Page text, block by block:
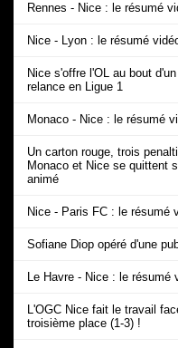
Rennes - Nice : le résumé
Nice - Lyon : le résumé
Nice s'offre l'OL au bout
relance en Ligue 1
Monaco - Nice : le résumé
Un carton rouge, trois
Monaco et Nice se quittent
animé
Nice - Paris FC : le résumé
Sofiane Diop opéré d'une
Le Havre - Nice : le résumé
L'OGC Nice fait le travail
troisième place (1-3) !